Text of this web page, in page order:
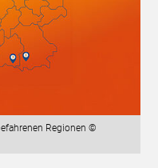
Regionen ©